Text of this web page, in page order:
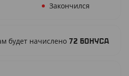
Закончился
будет начислено 72 бонуса